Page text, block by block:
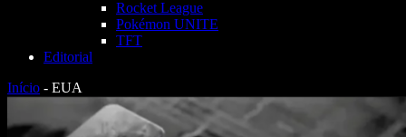
Rocket League
Pokémon UNITE
TFT
Editorial
Início - EUA